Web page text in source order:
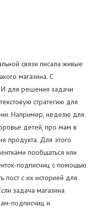
связи писала живые
магазина. С
для решения задачи
стратегию для
Например, неделю для
детей, про мам в
продукта. Для этого
пообщаться или
подписчиц с помощью
пост с их историей для
задача магазина
подписчиц и